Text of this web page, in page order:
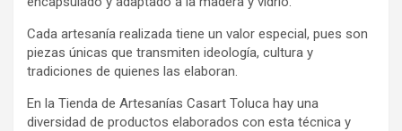
Cada artesanía realizada tiene un valor especial, pues son
piezas únicas que transmiten ideología, cultura y
tradiciones de quienes las elaboran.
En la Tienda de Artesanías Casart Toluca hay una
diversidad de productos elaborados con esta técnica y